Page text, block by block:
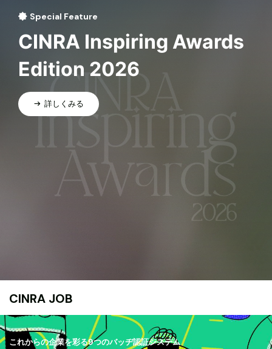
Special Feature
CINRA Inspiring Awards
Edition 2026
詳しくみる
CINRA JOB
これからの企業を彩る9つのバッヂ認証システム